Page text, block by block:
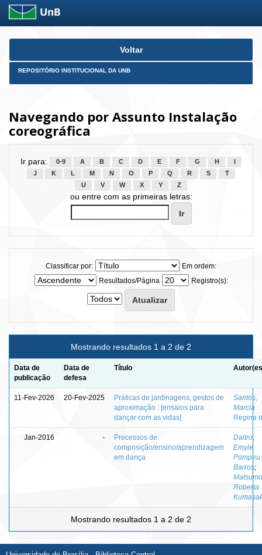
Skip
Voltar
REPOSITÓRIO INSTITUCIONAL DA UNB
Navegando por Assunto Instalação
coreográfica
Ir para: 0-9 A B C D E F G H
J
K L M N O P Q R S
T
U
V W X Y Z
ou entre com as primeiras letras:
Classificar por:
Em ordem:
Resultados/Página
Registro(s):
Mostrando resultados 1 a 2 de 2
Data de
publicação
Data de
defesa
Título
11-Fev-2026 20-Fev-2025
Práticas de jardinagens, gestos de
aproximação : [ensaios para
dançar com as vidas]
Santos,
Marcia
Regina
Jan-2016 -
Processos de
composição/ensino/aprendizagem
em dança
Daltro,
Emyle
Pompeu
Barros;
Roberta
Mostrando resultados 1 a 2 de 2